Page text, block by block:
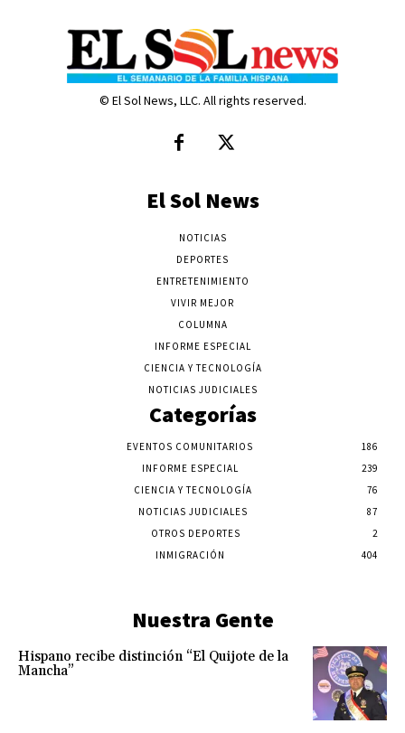
© El Sol News, LLC. All rights reserved.
El Sol News
NOTICIAS
DEPORTES
ENTRETENIMIENTO
VIVIR MEJOR
COLUMNA
INFORME ESPECIAL
CIENCIA Y TECNOLOGÍA
NOTICIAS JUDICIALES
Categorías
EVENTOS COMUNITARIOS
186
INFORME ESPECIAL
239
CIENCIA Y TECNOLOGÍA
76
NOTICIAS JUDICIALES
87
OTROS DEPORTES
2
INMIGRACIÓN
404
Nuestra Gente
Hispano recibe distinción “El Quijote de la
Mancha”